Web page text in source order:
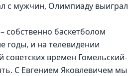
с мужчин, Олимпиаду выиграл
собственно баскетболом
годы, и на телевидении
советских времен Гомельский-
С Евгением Яковлевичем мы